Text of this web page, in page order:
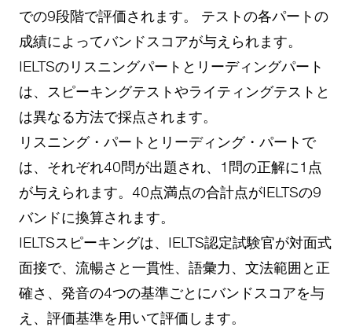
での9段階で評価されます。 テストの各パートの
成績によってバンドスコアが与えられます。
IELTSのリスニングパートとリーディングパート
は、スピーキングテストやライティングテストと
は異なる方法で採点されます。
リスニング・パートとリーディング・パートで
は、それぞれ40問が出題され、1問の正解に1点
が与えられます。40点満点の合計点がIELTSの9
バンドに換算されます。
IELTSスピーキングは、IELTS認定試験官が対面式
面接で、流暢さと一貫性、語彙力、文法範囲と正
確さ、発音の4つの基準ごとにバンドスコアを与
え、評価基準を用いて評価します。